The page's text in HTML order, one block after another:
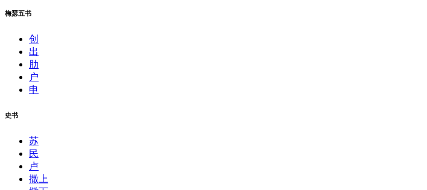
梅瑟五书
创
出
肋
户
申
史书
苏
民
卢
撒上